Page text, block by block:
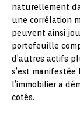
naturellement
une corrélation
peuvent ainsi
portefeuille
d’autres actifs
s’est
l’immobilier a
cotés.